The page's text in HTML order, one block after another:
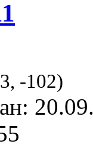
, -102)